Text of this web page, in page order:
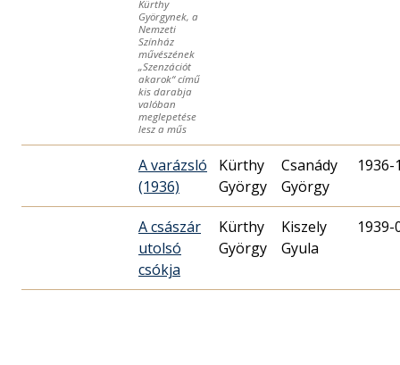
Kürthy
Györgynek, a
Nemzeti
Színház
művészének
„Szenzációt
akarok“ című
kis darabja
valóban
meglepetése
lesz a műs
A varázsló
(1936)
Kürthy
György
Csanády
György
1936-
A császár
utolsó
csókja
Kürthy
György
Kiszely
Gyula
1939-